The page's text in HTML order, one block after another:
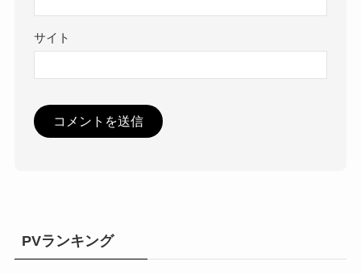
サイト
PVランキング